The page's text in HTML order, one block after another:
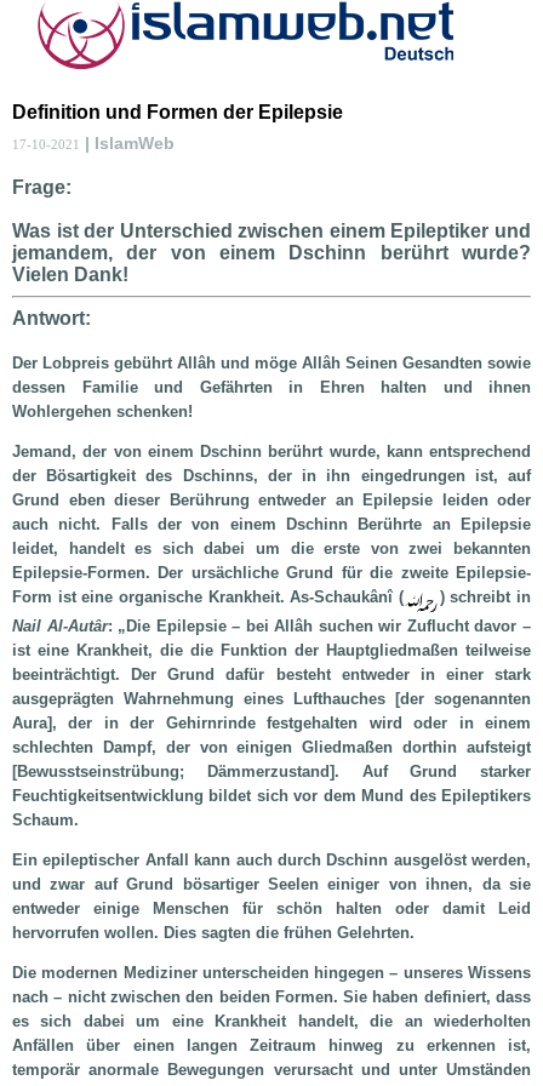
Definition und Formen der Epilepsie
17-10-2021 | IslamWeb
Frage:
Was ist der Unterschied zwischen einem Epileptiker und
jemandem, der von einem Dschinn berührt wurde?
Vielen Dank!
Antwort:
Der Lobpreis gebührt Allâh und möge Allâh Seinen Gesandten sowie
dessen Familie und Gefährten in Ehren halten und ihnen
Wohlergehen schenken!
Jemand, der von einem Dschinn berührt wurde, kann entsprechend
der Bösartigkeit des Dschinns, der in ihn eingedrungen ist, auf
Grund eben dieser Berührung entweder an Epilepsie leiden oder
auch nicht. Falls der von einem Dschinn Berührte an Epilepsie
leidet, handelt es sich dabei um die erste von zwei bekannten
Epilepsie-Formen. Der ursächliche Grund für die zweite Epilepsie-
Form ist eine organische Krankheit. As-Schaukânî (
) schreibt in
Nail Al-Autâr: „Die Epilepsie – bei Allâh suchen wir Zuflucht davor –
ist eine Krankheit, die die Funktion der Hauptgliedmaßen teilweise
beeinträchtigt. Der Grund dafür besteht entweder in einer stark
ausgeprägten Wahrnehmung eines Lufthauches [der sogenannten
Aura], der in der Gehirnrinde festgehalten wird oder in einem
schlechten Dampf, der von einigen Gliedmaßen dorthin aufsteigt
[Bewusstseinstrübung; Dämmerzustand]. Auf Grund starker
Feuchtigkeitsentwicklung bildet sich vor dem Mund des Epileptikers
Schaum.
Ein epileptischer Anfall kann auch durch Dschinn ausgelöst werden,
und zwar auf Grund bösartiger Seelen einiger von ihnen, da sie
entweder einige Menschen für schön halten oder damit Leid
hervorrufen wollen. Dies sagten die frühen Gelehrten.
Die modernen Mediziner unterscheiden hingegen – unseres Wissens
nach – nicht zwischen den beiden Formen. Sie haben definiert, dass
es sich dabei um eine Krankheit handelt, die an wiederholten
Anfällen über einen langen Zeitraum hinweg zu erkennen ist,
temporär anormale Bewegungen verursacht und unter Umständen